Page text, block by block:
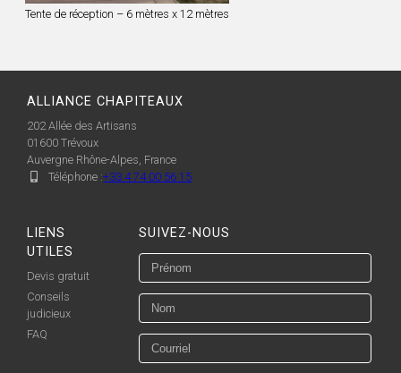
Tente de réception – 6 mètres x 12 mètres
ALLIANCE CHAPITEAUX
202 Allée des Artisans
01600 Trévoux
Auvergne Rhône-Alpes, France
Téléphone :+33 4 74 00 56 15
LIENS
UTILES
Devis gratuit
Conseils
judicieux
FAQ
SUIVEZ-NOUS